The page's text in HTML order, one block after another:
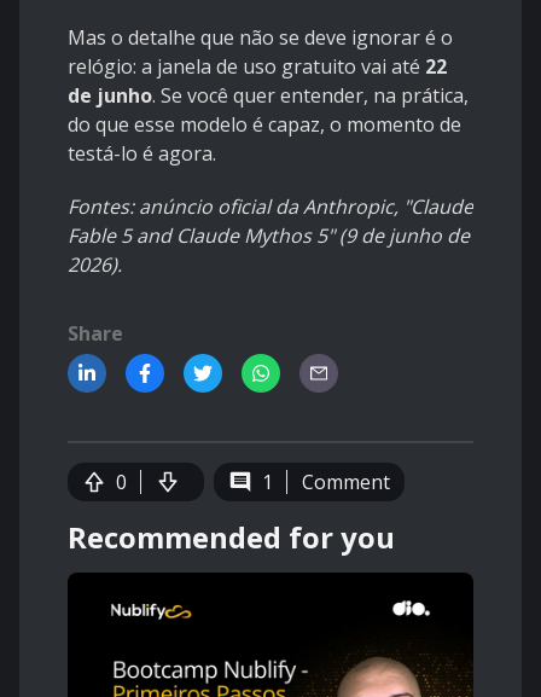
Mas o detalhe que não se deve ignorar é o
relógio: a janela de uso gratuito vai até 22
de junho. Se você quer entender, na prática,
do que esse modelo é capaz, o momento de
testá-lo é agora.
Fontes: anúncio oficial da Anthropic, "Claude
Fable 5 and Claude Mythos 5" (9 de junho de
2026).
Share
0 1 Comment
Recommended for you